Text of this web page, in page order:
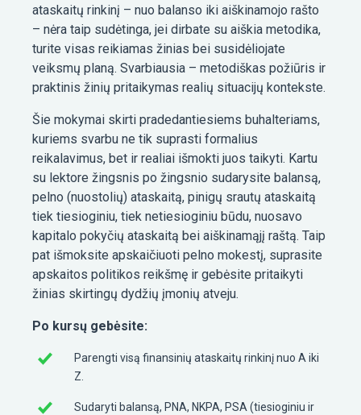
ataskaitų rinkinį – nuo balanso iki aiškinamojo rašto
– nėra taip sudėtinga, jei dirbate su aiškia metodika,
turite visas reikiamas žinias bei susidėliojate
veiksmų planą. Svarbiausia – metodiškas požiūris ir
praktinis žinių pritaikymas realių situacijų kontekste.
Šie mokymai skirti pradedantiesiems buhalteriams,
kuriems svarbu ne tik suprasti formalius
reikalavimus, bet ir realiai išmokti juos taikyti. Kartu
su lektore žingsnis po žingsnio sudarysite balansą,
pelno (nuostolių) ataskaitą, pinigų srautų ataskaitą
tiek tiesioginiu, tiek netiesioginiu būdu, nuosavo
kapitalo pokyčių ataskaitą bei aiškinamąjį raštą. Taip
pat išmoksite apskaičiuoti pelno mokestį, suprasite
apskaitos politikos reikšmę ir gebėsite pritaikyti
žinias skirtingų dydžių įmonių atveju.
Po kursų gebėsite:
Parengti visą finansinių ataskaitų rinkinį nuo A iki
Z.
Sudaryti balansą, PNA, NKPA, PSA (tiesioginiu ir